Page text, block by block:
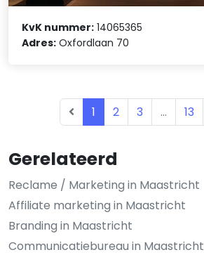
Gerelateerd
Reclame / Marketing in Maastricht
Affiliate marketing in Maastricht
Branding in Maastricht
Communicatiebureau in Maastricht
KvK nummer: 14065365
Adres: Oxfordlaan 70
1 2 3 ... 13